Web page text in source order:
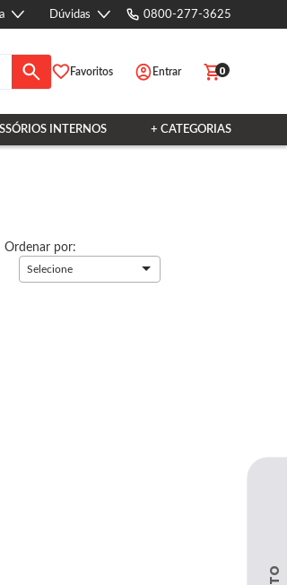
Dúvidas 0800-277-3625
Favoritos Entrar 0
INTERNOS + CATEGORIAS
Ordenar por:
Selecione